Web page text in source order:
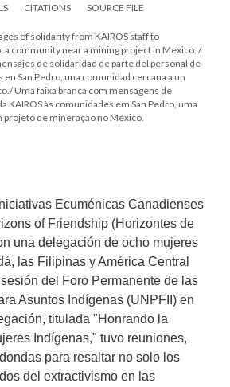
CITATIONS SOURCE FILE
of solidarity from KAIROS staff to
a community near a mining project in Mexico. /
de solidaridad de parte del personal de
en San Pedro, una comunidad cercana a un
Uma faixa branca com mensagens de
KAIROS às comunidades em San Pedro, uma
de mineração no México.
Ecuménicas Canadienses
of Friendship (Horizontes de
una delegación de ocho mujeres
las Filipinas y América Central
del Foro Permanente de las
Asuntos Indígenas (UNPFII) en
titulada "Honrando la
Indígenas," tuvo reuniones,
para resaltar no solo los
del extractivismo en las